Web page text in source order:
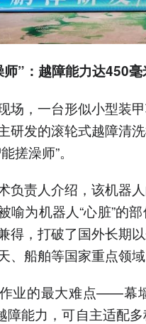
”：越障能力达450
场，一台形似小型装
研发的滚轮式越障清
搓澡师”。
负责人介绍，该机器
喻为机器人“心脏”的
得，打破了国外长期
、船舶等国家重点领域
业的最大难点——幕
障能力，可自主适配